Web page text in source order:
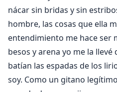
nácar sin bridas y sin
hombre, las cosas que ella
entendimiento me hace ser
besos y arena yo me la llevé
batían las espadas de los
soy. Como un gitano